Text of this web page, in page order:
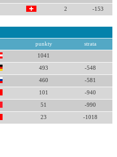
2 -153
punkty strata
1041
493 -548
460 -581
101 -940
51 -990
23 -1018